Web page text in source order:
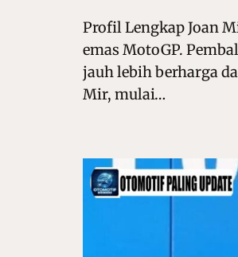
Profil Lengkap Joan
emas MotoGP.
jauh lebih berharga
Mir, mulai…